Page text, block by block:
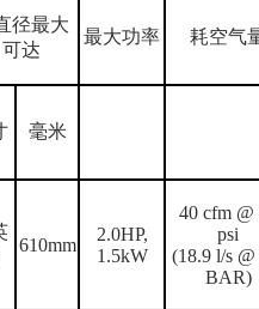
径最大
可达
最大功率 耗空气
毫米
610mm
2.0HP,
1.5kW
40 cfm @
psi
(18.9 l/s @
BAR)